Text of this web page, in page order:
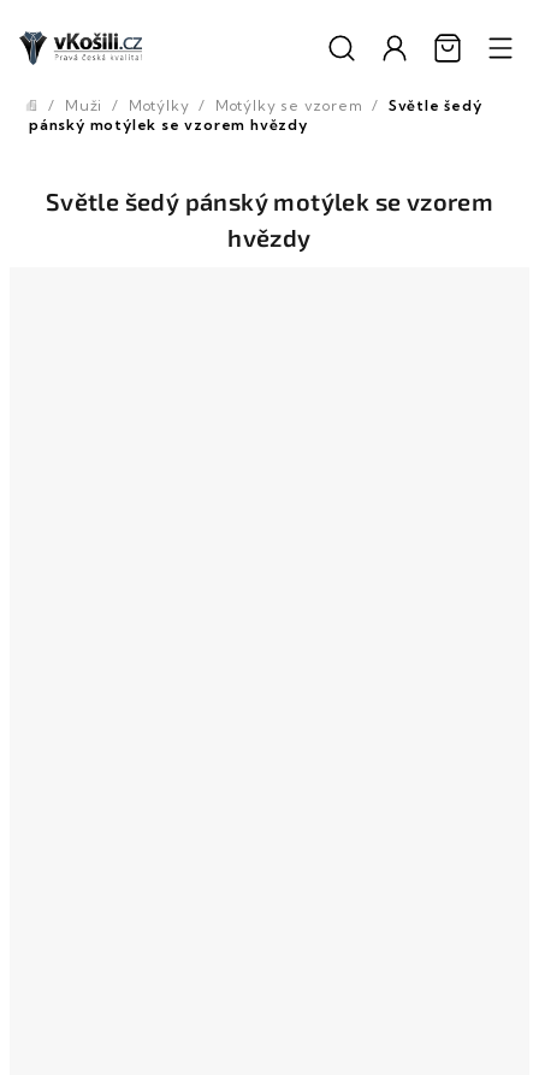
obsah
Domů
/ Muži / Motýlky / Motýlky se vzorem / Světle šedý
pánský motýlek se vzorem hvězdy
Světle šedý pánský motýlek se vzorem
hvězdy